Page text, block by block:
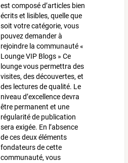
est composé d’articles bien
écrits et lisibles, quelle que
soit votre catégorie, vous
pouvez demander à
rejoindre la communauté «
Lounge VIP Blogs » Ce
lounge vous permettra des
visites, des découvertes, et
des lectures de qualité. Le
niveau d’excellence devra
être permanent et une
régularité de publication
sera exigée. En l’absence
de ces deux éléments
fondateurs de cette
communauté, vous